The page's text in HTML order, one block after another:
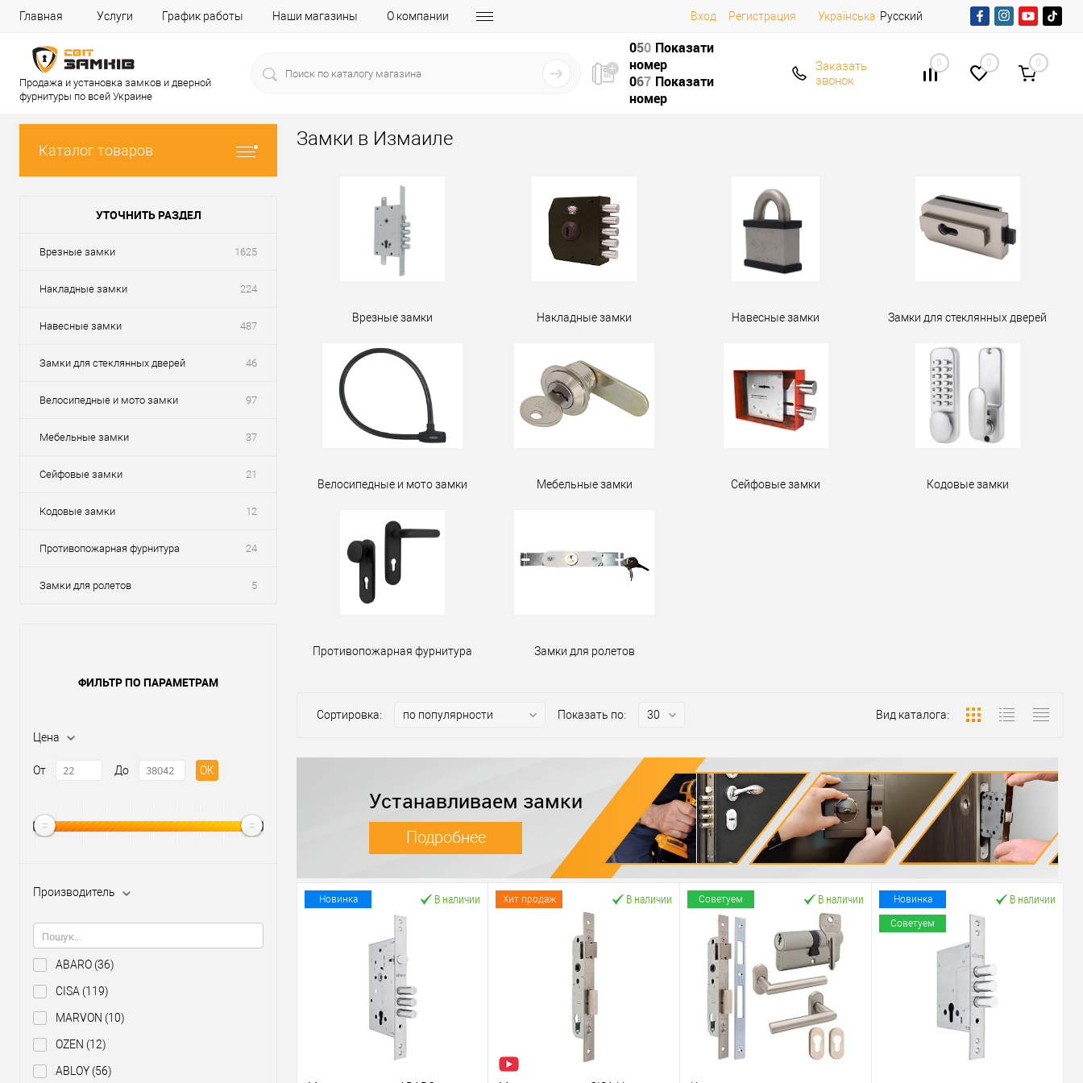
Главная Услуги График работы Наши магазины О компании Вход Регистрация Українська Русский
Продажа и установка замков и дверной
фурнитуры по всей Украине
050 Показати
номер
067 Показати
номер
Заказать
звонок
0 0 0
Каталог товаров
УТОЧНИТЬ РАЗДЕЛ
Врезные замки 1625
Накладные замки 224
Навесные замки 487
Замки для стеклянных дверей 46
Велосипедные и мото замки 97
Мебельные замки 37
Сейфовые замки 21
Кодовые замки 12
Противопожарная фурнитура 24
Замки для ролетов 5
ФИЛЬТР ПО ПАРАМЕТРАМ
Цена
От До OK
Производитель
ABARO (36)
CISA (119)
MARVON (10)
OZEN (12)
ABLOY (56)
Замки в Измаиле
Врезные замки Накладные замки Навесные замки Замки для стеклянных дверей
Велосипедные и мото замки Мебельные замки Сейфовые замки Кодовые замки
Противопожарная фурнитура Замки для ролетов
Сортировка: Показать по: Вид каталога:
Устанавливаем замки
Подробнее
Новинка В наличии Хит продаж В наличии Советуем В наличии Новинка
Советуем
В наличии